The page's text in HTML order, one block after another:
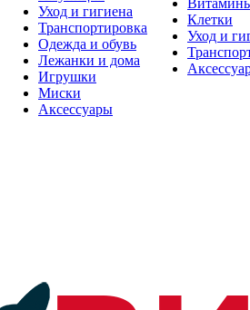
Уход и гигиена
Транспортировка
Одежда и обувь
Лежанки и дома
Игрушки
Миски
Аксессуары
Клетки
Уход и